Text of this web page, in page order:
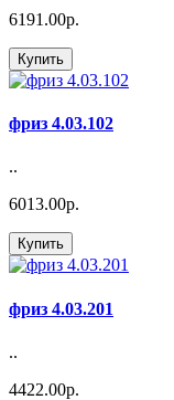
6191.00р.
Купить
фриз 4.03.102
..
6013.00р.
Купить
фриз 4.03.201
..
4422.00р.